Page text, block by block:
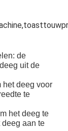
de
uit de
het deeg voor
te
het deeg te
aan te